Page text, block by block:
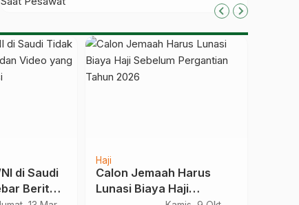
Pesawat Lepas Landas
di Saudi
Berita
Haji
Calon Jemaah Harus
Lunasi Biaya Haji